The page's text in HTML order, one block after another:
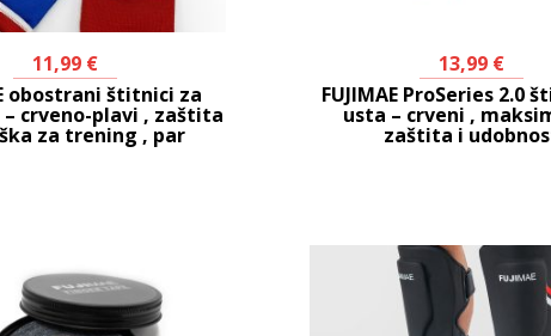
11,99 €
obostrani štitnici za
crveno-plavi , zaštita
za trening , par
13,99 €
FUJIMAE ProSeries 2.0
usta – crveni ,
zaštita i